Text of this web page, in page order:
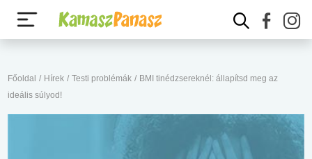
Főoldal / Hírek / Testi problémák / BMI tinédzsereknél: állapítsd meg az
ideális súlyod!